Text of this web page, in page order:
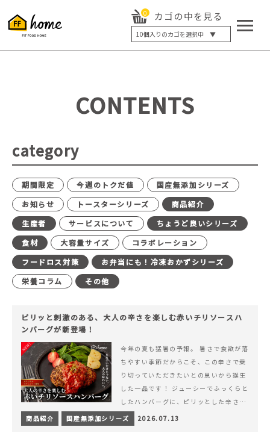
0 カゴの中を見る
10個入りのカゴを選択中 ▼
5個入り
20個入り
最大12%OFF
CONTENTS
category
期間限定 今週のトクだ値
国産無添加シリーズ
お知らせ
トースターシリーズ
商品紹介
生産者
サービスについて
ちょうど良いシリーズ
食材
大容量サイズ
コラボレーション
フードロス対策
お弁当にも！冷凍おかずシリーズ
栄養コラム
その他
ピリッと刺激のある、大人の辛さを楽しむ赤いチリソースハ
ンバーグが新登場！
今年の夏も猛暑の予報。 暑さで食欲が落
ちやすい季節だからこそ、この辛さで乗
り切っていただきたいとの思いから誕生
した一品です！ ジューシーでふっくらと
したハンバーグに、ピリッとした辛さと
コク深い旨みが楽しめる特製チリソース
&hellip; 続きを読む ピリッと刺激のあ
商品紹介 国産無添加シリーズ 2026.07.13